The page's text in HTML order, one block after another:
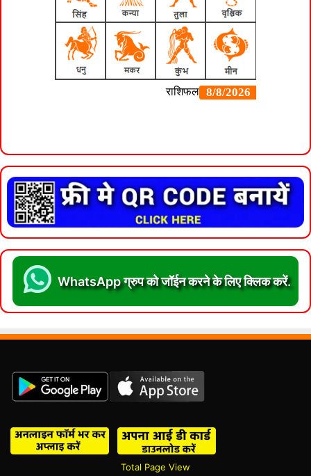
WhatsApp ग्रुप को जॉईन करने के लिए क्लिक करें.
Total Page View